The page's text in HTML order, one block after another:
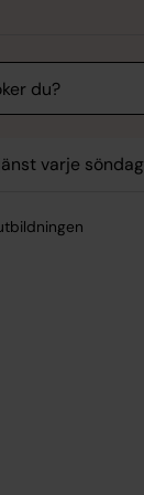
varje söndag